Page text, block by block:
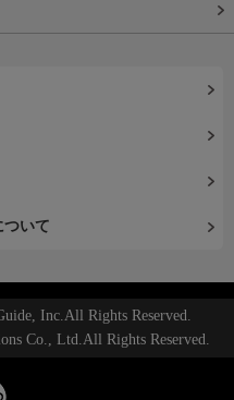
ついて
Inc.All Rights Reserved.
Co., Ltd.All Rights Reserved.